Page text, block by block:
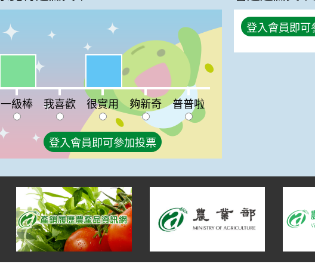
一級棒:50%
我喜歡:0% 夠新奇:0%普普啦:0%
一級棒 我喜歡 很實用 夠新奇 普普啦
登入會員即可參加投票
登入會員即可